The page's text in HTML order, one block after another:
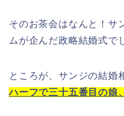
そのお茶会はなんと！サ
ムが企んだ政略結婚式で
ところが、サンジの結婚
ハーフで三十五番目の娘